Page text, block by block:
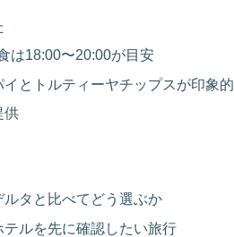
は18:00〜20:00が目安
とトルティーヤチップスが印象的
供
タと比べてどう選ぶか
ルを先に確認したい旅行